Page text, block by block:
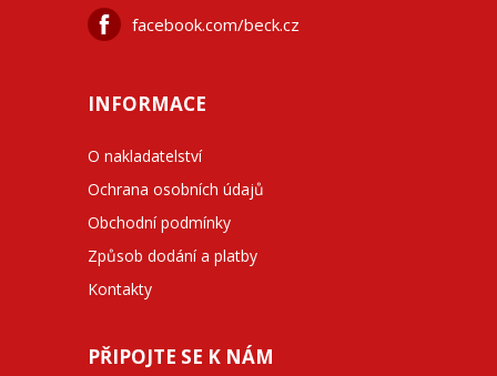
facebook.com/beck.cz
INFORMACE
O nakladatelství
Ochrana osobních údajů
Obchodní podmínky
Způsob dodání a platby
Kontakty
PŘIPOJTE SE K NÁM